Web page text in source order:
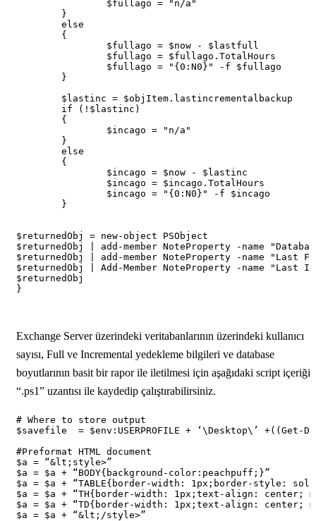
$returnedObj = new-object PSObject
$returnedObj | add-member NoteProperty -name
$returnedObj | add-member NoteProperty -name
$returnedObj | Add-Member NoteProperty -name "Last
$returnedObj
Exchange Server üzerindeki veritabanlarının üzerindeki kullanıcı
sayısı, Full ve Incremental yedekleme bilgileri ve database
boyutlarının basit bir rapor ile iletilmesi için aşağıdaki script
“.ps1” uzantısı ile kaydedip çalıştırabilirsiniz.
# Where to store output
$savefile  = $env:USERPROFILE + ‘\Desktop\’ +((Get-
#Preformat HTML document
$a = “&lt;style>”
$a = $a + “BODY{background-color:peachpuff;}”
$a = $a + “TABLE{border-width: 1px;border-style:
$a = $a + “TH{border-width: 1px;text-align: center;
$a = $a + “TD{border-width: 1px;text-align: center;
$a = $a + “&lt;/style>”